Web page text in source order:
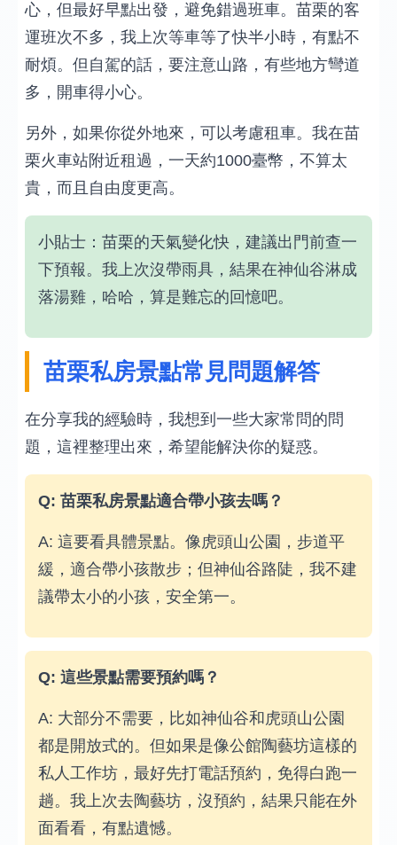
心，但最好早點出發，避免錯過班車。苗栗的客
運班次不多，我上次等車等了快半小時，有點不
耐煩。但自駕的話，要注意山路，有些地方彎道
多，開車得小心。
另外，如果你從外地來，可以考慮租車。我在苗
栗火車站附近租過，一天約1000臺幣，不算太
貴，而且自由度更高。
小貼士：苗栗的天氣變化快，建議出門前查一
下預報。我上次沒帶雨具，結果在神仙谷淋成
落湯雞，哈哈，算是難忘的回憶吧。
苗栗私房景點常見問題解答
在分享我的經驗時，我想到一些大家常問的問
題，這裡整理出來，希望能解決你的疑惑。
Q: 苗栗私房景點適合帶小孩去嗎？
A: 這要看具體景點。像虎頭山公園，步道平
緩，適合帶小孩散步；但神仙谷路陡，我不建
議帶太小的小孩，安全第一。
Q: 這些景點需要預約嗎？
A: 大部分不需要，比如神仙谷和虎頭山公園
都是開放式的。但如果是像公館陶藝坊這樣的
私人工作坊，最好先打電話預約，免得白跑一
趟。我上次去陶藝坊，沒預約，結果只能在外
面看看，有點遺憾。